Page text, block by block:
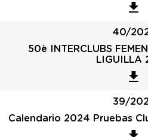
40/
50è INTERCLUBS
LIGUILLA
39/
Calendario 2024 Pruebas